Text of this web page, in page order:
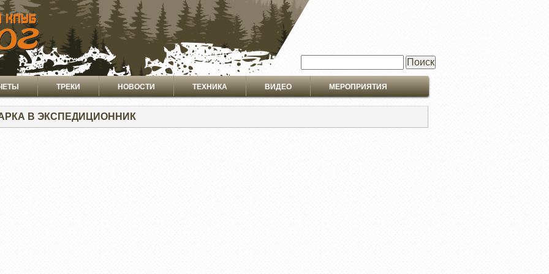
ТРЕКИ НОВОСТИ ТЕХНИКА ВИДЕО МЕРОПРИЯТИЯ
В ЭКСПЕДИЦИОННИК